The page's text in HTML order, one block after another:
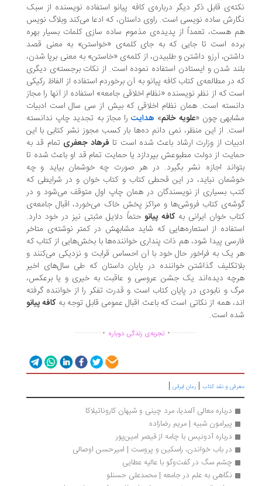
قابل ذکر دیگر درباره‌ی کافه پیانو استفاده نویسنده از سبک
ساده نویسی است. راوی داستان، که ادعا می‌کند وبلاگ نویس
هست، تعمداً از پدیده‌ی مذموم ساده سازی کلمات بسیار بهره
است تا جایی که به جای کلمه‌ی «خواستن» به معنی قصد
آرزو داشتن و طلبیدن، از کلمه‌ی «خاستن» به معنی برپا شدن،
شدن و ایستادن استفاده نموده است. از نکات برجسته‌ی دیگری
در مطالعه‌ی کتاب کافه پیانو به آن برخوردم استفاده از الفاظ رکیکی
که از نظر نویسنده «نظام اخلاقی جامعه» استفاده از آنها را مجاز
است. همان نظام اخلاقی که بیش از سی سال است ادبیات
چون «علویه خانم» هدایترا مجاز به تجدید چاپ ندانسته
از این منظر، نمی دانم ده‌ها بار کسب مجوز نشر کتابی با این
از وزارت ارشاد باعث شده است تافرهاد جعفریتمام قد به
از دولت مطبوعش بپردازد یا حمایت تمام قد او باعث شده تا
اجازه نشر بگیرد. در هر صورت چه خوشمان بیاید و چه
نیاید، در این قحطی کتاب و کتاب خوان و در شرایطی که
بسیاری از نویسندگان در همان چاپ اول متوقف می‌شود و در
کتاب فروشی‌ها و مراکز پخش خاک می‌خورد، اقبال جامعه‌ی
خوان ایرانی بهکافه پیانوحتماً دلایل مثبتی نیز در خود دارد.
از استعاره‌هایی که شاید مشابهش در کمتر نوشته‌ی متاخر
پیدا شود، هم ذات پنداری خواننده‌ها با بخش‌هایی از کتاب که
یک به فراخور حال خود با آن احساس قرابت و نزدیکی می‌کنند و
گذاشتن خواننده در پایان داستان که طی سال‌های اخیر
دیده‌اند یک جشن عروسی و عاقبت به خیری و یا برعکس،
و نابودی در پایان کتاب است و قدرت تفکر را از خواننده گرفته
همه از نکاتی است که باعث اقبال عمومی قابل توجه بهکافه پیانو
است.
................تجربه‌ی زندگی دوباره ...............
و نقد کتاب|رمان ایرانی|
درباره معالی آلمدیا، مرد چینی و شیهان کاروناتیلاکا
پیرامون شبیه | مریم رضازاده
درباره آدونیس با چامه از قیصر امین‌پور
در باب خواندن، راسکین و پروست | امیر‌حسن اوصالی
چشم سگ در گفت‌وگو با عالیه عطایی
نگاهی به علم در جامعه | محمدعلی حسنلو